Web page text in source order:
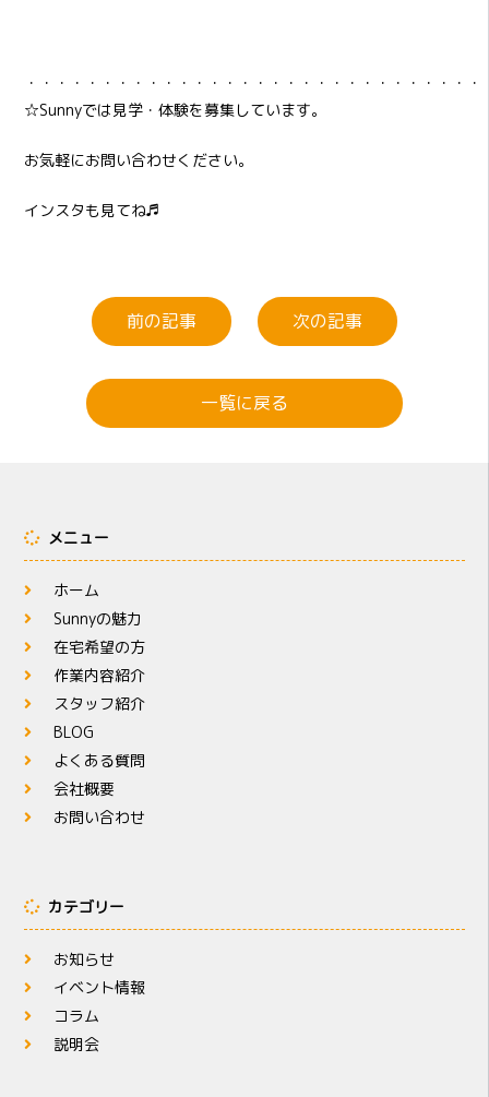
・・・・・・・・・・・・・・・・・・・・・・・・・・・・・・
☆Sunnyでは見学・体験を募集しています。
お気軽にお問い合わせください。
インスタも見てね♬
前の記事 次の記事
一覧に戻る
メニュー
ホーム
Sunnyの魅力
在宅希望の方
作業内容紹介
スタッフ紹介
BLOG
よくある質問
会社概要
お問い合わせ
カテゴリー
お知らせ
イベント情報
コラム
説明会